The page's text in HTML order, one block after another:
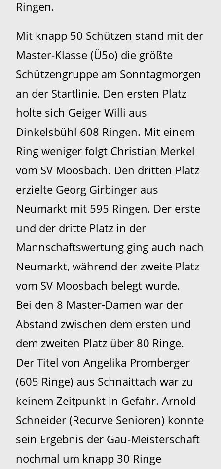
Ringen.
Mit knapp 50 Schützen stand mit der
Master-Klasse (Ü5o) die größte
Schützengruppe am Sonntagmorgen
an der Startlinie. Den ersten Platz
holte sich Geiger Willi aus
Dinkelsbühl 608 Ringen. Mit einem
Ring weniger folgt Christian Merkel
vom SV Moosbach. Den dritten Platz
erzielte Georg Girbinger aus
Neumarkt mit 595 Ringen. Der erste
und der dritte Platz in der
Mannschaftswertung ging auch nach
Neumarkt, während der zweite Platz
vom SV Moosbach belegt wurde.
Bei den 8 Master-Damen war der
Abstand zwischen dem ersten und
dem zweiten Platz über 80 Ringe.
Der Titel von Angelika Promberger
(605 Ringe) aus Schnaittach war zu
keinem Zeitpunkt in Gefahr. Arnold
Schneider (Recurve Senioren) konnte
sein Ergebnis der Gau-Meisterschaft
nochmal um knapp 30 Ringe